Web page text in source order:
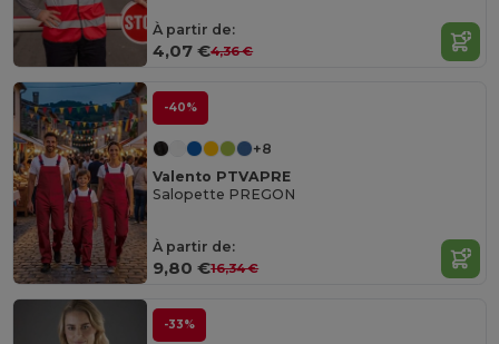
À partir de:
4,07 €4,36 €
-40%
+8
Valento PTVAPRE
Salopette PREGON
À partir de:
9,80 €16,34 €
-33%